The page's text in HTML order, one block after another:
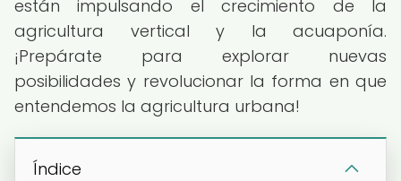
están impulsando el crecimiento de la
agricultura vertical y la acuaponía.
¡Prepárate para explorar nuevas
posibilidades y revolucionar la forma en que
entendemos la agricultura urbana!
Índice